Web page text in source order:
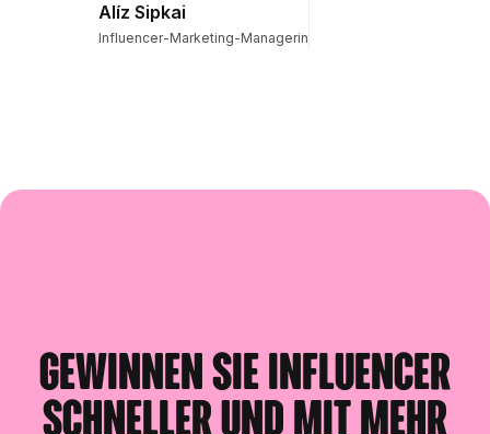
Alíz Sipkai
Influencer-Marketing-Managerin
Gewinnen Sie Influencer
schneller und mit mehr